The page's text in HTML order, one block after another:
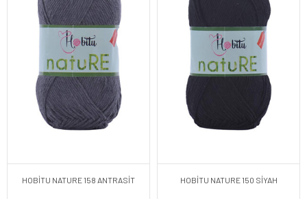
HOBİTU NATURE 158 ANTRASİT HOBİTU NATURE 150 SİYAH